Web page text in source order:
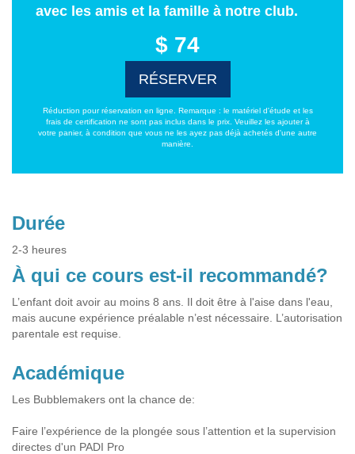
avec les amis et la famille à notre club.
$ 74
RÉSERVER
Réduction pour réservation en ligne. Remarque : le matériel d'étude et les
frais de certification ne sont pas inclus dans le prix. Veuillez les ajouter à
votre panier, à condition que vous ne les ayez pas déjà achetés d'une autre
manière.
Durée
2-3 heures
À qui ce cours est-il recommandé?
L’enfant doit avoir au moins 8 ans. Il doit être à l'aise dans l'eau,
mais aucune expérience préalable n’est nécessaire. L’autorisation
parentale est requise.
Académique
Les Bubblemakers ont la chance de:
Faire l’expérience de la plongée sous l’attention et la supervision
directes d'un PADI Pro